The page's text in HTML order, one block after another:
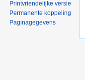
Printvriendelijke versie
Permanente koppeling
Paginagegevens